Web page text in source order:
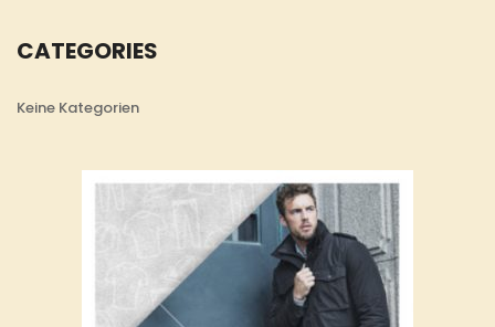
CATEGORIES
Keine Kategorien